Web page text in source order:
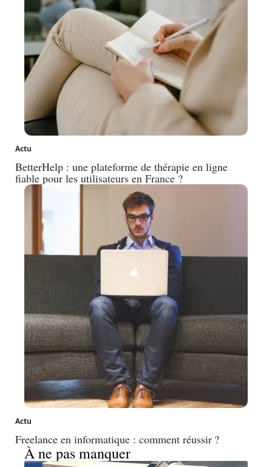
Actu
BetterHelp : une plateforme de thérapie en ligne
fiable pour les utilisateurs en France ?
Actu
Freelance en informatique : comment réussir ?
À ne pas manquer